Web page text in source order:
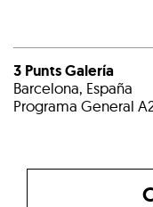
3 Punts Galería
Barcelona, España
Programa General